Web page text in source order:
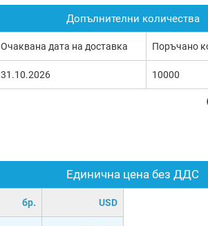
Единична цена без ДДС
бр. USD
Допълнителни количества
Очаквана дата на доставка Поръчано
31.10.2026 10000